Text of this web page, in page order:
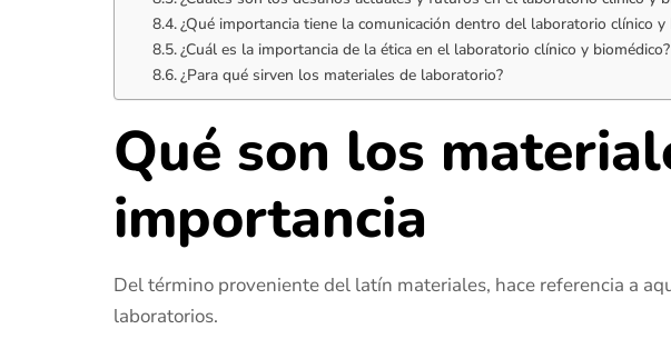
¿Qué importancia tiene la comunicación dentro del laboratorio clínico y
¿Cuál es la importancia de la ética en el laboratorio clínico y biomédico?
¿Para qué sirven los materiales de laboratorio?
Qué son los
importancia
Del término proveniente del latín materiales, hace referencia a
laboratorios.